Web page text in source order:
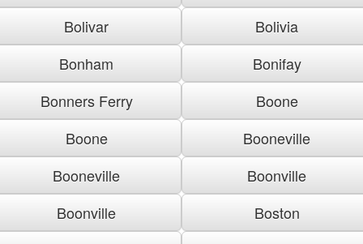
Bolivar
Bolivia
Bonham
Bonifay
Bonners Ferry
Boone
Boone
Booneville
Booneville
Boonville
Boonville
Boston